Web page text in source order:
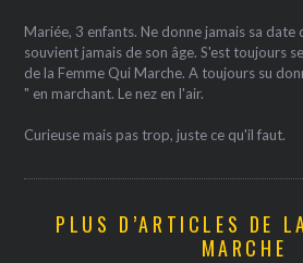
Mariée, 3 enfants. Ne donne jamais sa date
souvient jamais de son âge. S'est toujours
de la Femme Qui Marche. A toujours su
" en marchant. Le nez en l'air.
Curieuse mais pas trop, juste ce qu'il faut.
PLUS D’ARTICLES DE
MARCHE